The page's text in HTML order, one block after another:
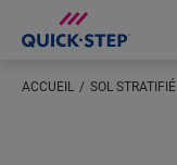
ACCUEIL SOL STRATIFIÉ